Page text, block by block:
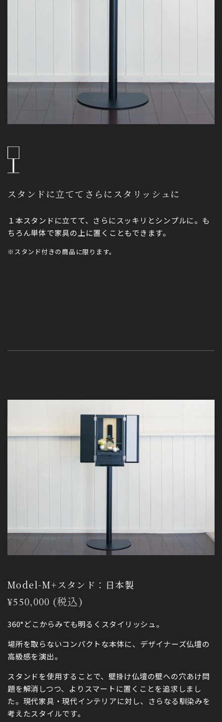
スタンドに立ててさらにスタリッシュに
１本スタンドに立てて、さらにスッキリとシンプルに。も
ちろん単体で家具の上に置くこともできます。
※スタンド付きの商品に限ります。
Model-M+スタンド：日本製
通
格
¥550,000 (税込)
360°どこからみても明るくスタイリッシュ。
場所を取らないコンパクトな本体に、デザイナーズ仏壇の
高級感を演出。
スタンドを使用することで、壁掛け仏壇の壁への穴あけ問
題を解消しつつ、よりスマートに置くことを追求しまし
た。現代家具・現代インテリアに対し、さらなる馴染みを
考えたスタイルです。